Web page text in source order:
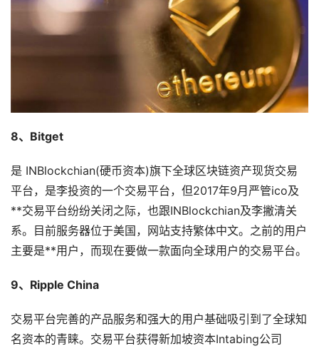
8、Bitget
是 INBlockchian(硬币资本)旗下全球区块链资产现货交易
平台，是李投资的一个交易平台，但2017年9月严管ico及
**交易平台纷纷关闭之际，也跟INBlockchian及李撇清关
系。目前服务器位于美国，网站支持繁体中文。之前的用户
主要是**用户，而现在要做一款面向全球用户的交易平台。
9、Ripple China
交易平台完善的产品服务和强大的用户基础吸引到了全球知
名资本的青睐。交易平台获得新加坡资本Intabing公司